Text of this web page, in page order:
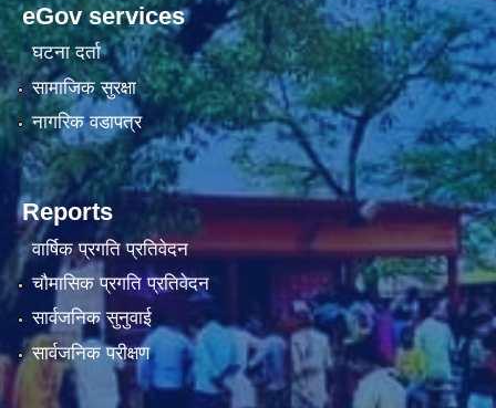
eGov services
घटना दर्ता
सामाजिक सुरक्षा
नागरिक वडापत्र
Reports
वार्षिक प्रगति प्रतिवेदन
चौमासिक प्रगति प्रतिवेदन
सार्वजनिक सुनुवाई
सार्वजनिक परीक्षण